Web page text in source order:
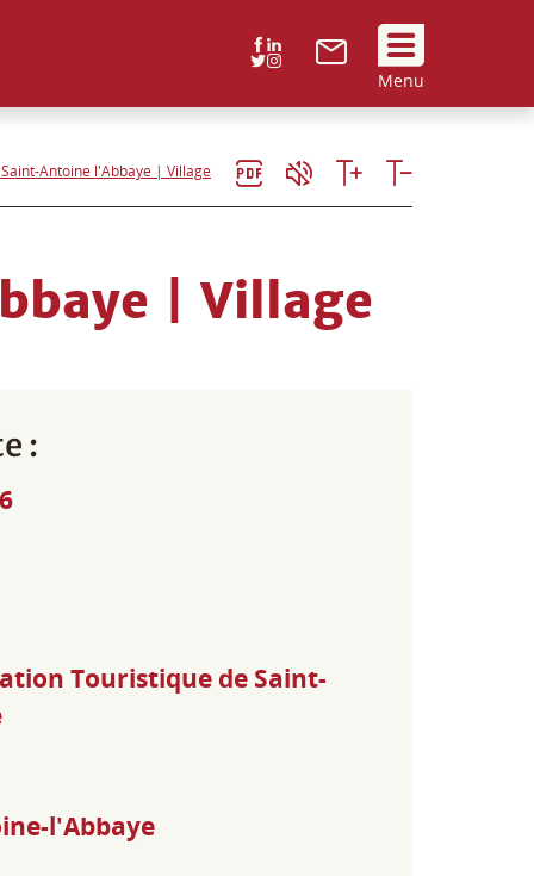
Suivez
!
Menu
Antoine l'Abbaye | Village
| Village
:
Touristique de Saint-
l'Abbaye